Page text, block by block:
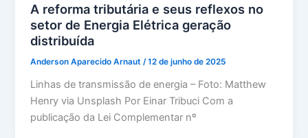
A reforma tributária e seus reflexos no
setor de Energia Elétrica geração
distribuída
Anderson Aparecido Arnaut/12 de junho de 2025
Linhas de transmissão de energia – Foto: Matthew
Henry via Unsplash Por Einar Tribuci Com a
publicação da Lei Complementar nº